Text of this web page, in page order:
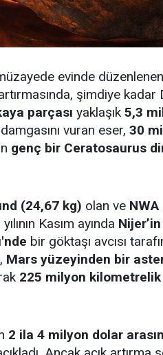
evinde
şimdiye kadar
parçası yaklaşık 5,3
vuran eser, 30
genç bir Ceratosaurus
(24,67 kg) olan ve
Kasım ayında
bir göktaşı avcısı
Mars yüzeyinden bir
225 milyon kilometrelik
2 ila 4 milyon dolar